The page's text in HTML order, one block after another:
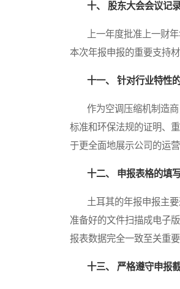
十、 股东大会会议记
上一年度批准上一财年
本次年报申报的重要支持
十一、 针对行业特性
作为空调压缩机制造商
标准和环保法规的证明、
于更全面地展示公司的运
十二、 申报表格的填
土耳其的年报申报主要
准备好的文件扫描成电子
报表数据完全一致至关重
十三、 严格遵守申报